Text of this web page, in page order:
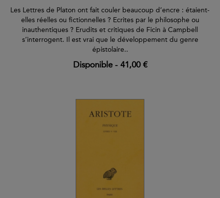
Les Lettres de Platon ont fait couler beaucoup d’encre : étaient-
elles réelles ou fictionnelles ? Ecrites par le philosophe ou
inauthentiques ? Erudits et critiques de Ficin à Campbell
s’interrogent. Il est vrai que le développement du genre
épistolaire..
Disponible- 41,00 €